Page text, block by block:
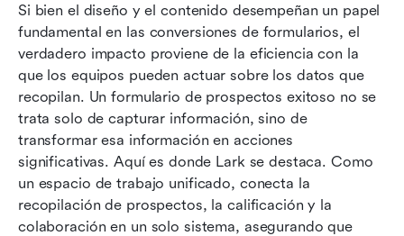
Si bien el diseño y el contenido desempeñan un papel
fundamental en las conversiones de formularios, el
verdadero impacto proviene de la eficiencia con la
que los equipos pueden actuar sobre los datos que
recopilan. Un formulario de prospectos exitoso no se
trata solo de capturar información, sino de
transformar esa información en acciones
significativas. Aquí es donde Lark se destaca. Como
un espacio de trabajo unificado, conecta la
recopilación de prospectos, la calificación y la
colaboración en un solo sistema, asegurando que